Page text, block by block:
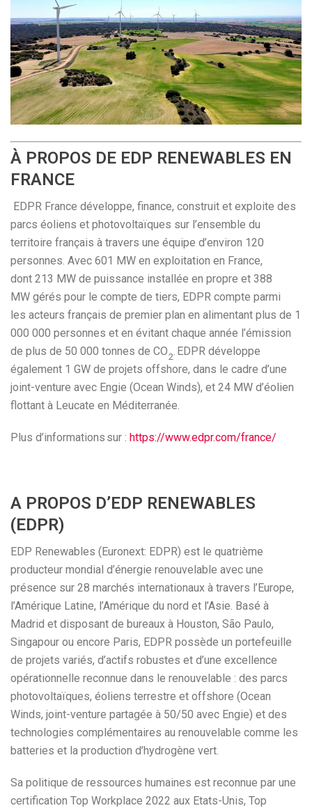
À PROPOS DE EDP RENEWABLES EN
FRANCE
EDPR France développe, finance, construit et exploite des
parcs éoliens et photovoltaïques sur l’ensemble du
territoire français à travers une équipe d’environ 120
personnes. Avec 601 MW en exploitation en France,
dont 213 MW de puissance installée en propre et 388
MW gérés pour le compte de tiers, EDPR compte parmi
les acteurs français de premier plan en alimentant plus de 1
000 000 personnes et en évitant chaque année l’émission
de plus de 50 000 tonnes de CO2 . EDPR développe
également 1 GW de projets offshore, dans le cadre d’une
joint-venture avec Engie (Ocean Winds), et 24 MW d’éolien
flottant à Leucate en Méditerranée.
Plus d’informations sur : https://www.edpr.com/france/
A PROPOS D’EDP RENEWABLES
(EDPR)
EDP Renewables (Euronext: EDPR) est le quatrième
producteur mondial d’énergie renouvelable avec une
présence sur 28 marchés internationaux à travers l’Europe,
l’Amérique Latine, l’Amérique du nord et l’Asie. Basé à
Madrid et disposant de bureaux à Houston, São Paulo,
Singapour ou encore Paris, EDPR possède un portefeuille
de projets variés, d’actifs robustes et d’une excellence
opérationnelle reconnue dans le renouvelable : des parcs
photovoltaïques, éoliens terrestre et offshore (Ocean
Winds, joint-venture partagée à 50/50 avec Engie) et des
technologies complémentaires au renouvelable comme les
batteries et la production d’hydrogène vert.
Sa politique de ressources humaines est reconnue par une
certification Top Workplace 2022 aux Etats-Unis, Top